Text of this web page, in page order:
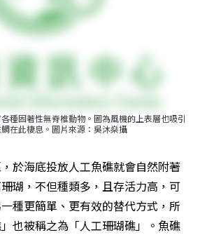
種固著性無脊椎動物。圖為風機的上表層也吸引
在此棲息。圖片來源：吳沐燊攝
於海底投放人工魚礁就會自然附著
瑚，不但種類多，且存活力高，可
種更簡單、更有效的替代方式，所
也被稱之為「人工珊瑚礁」。魚礁